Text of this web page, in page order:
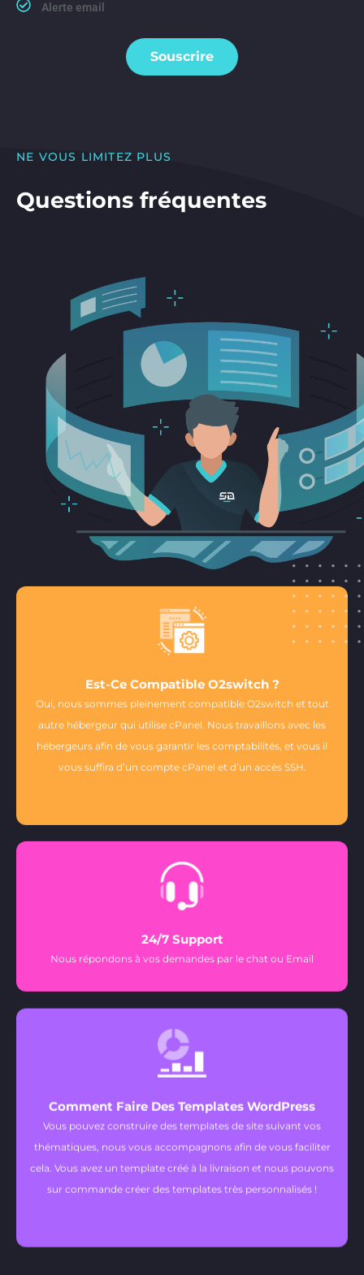
Alerte email​
Souscrire
Comment Faire Des Templates WordPress
Vous pouvez construire des templates de site suivant vos
thématiques, nous vous accompagnons afin de vous faciliter
cela. Vous avez un template créé à la livraison et nous pouvons
sur commande créer des templates très personnalisés !
Est-Ce Compatible O2switch ?
Oui, nous sommes pleinement compatible O2switch et tout
autre hébergeur qui utilise cPanel. Nous travaillons avec les
hébergeurs afin de vous garantir les comptabilités, et vous il
vous suffira d’un compte cPanel et d’un accès SSH.
24/7 Support
Nous répondons à vos demandes par le chat ou Email
NE VOUS LIMITEZ PLUS
Questions fréquentes